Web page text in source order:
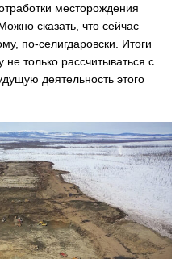
месторождения
сказать, что сейчас
по-селигдаровски. Итоги
только рассчитываться с
деятельность этого